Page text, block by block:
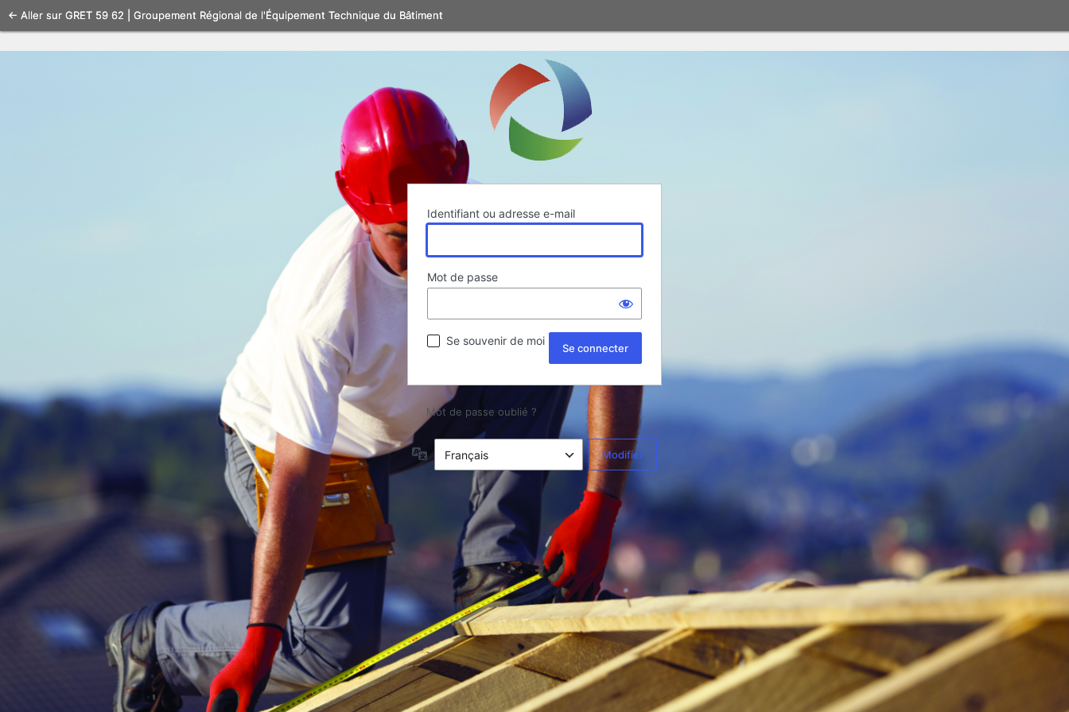
Se
connecter
Identifiant ou adresse e-mail
Mot de passe
Se souvenir de moi
Mot de passe oublié ?
← Aller sur GRET 59 62 | Groupement Régional de l'Équipement Technique du Bâtiment
Langue